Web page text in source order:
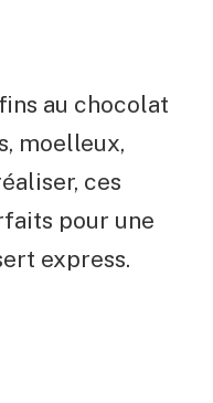
au chocolat
moelleux,
ces
pour une
express.